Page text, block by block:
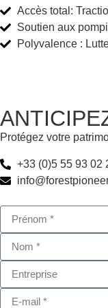
Accès total:
Soutien aux
Polyvalence :
Protégez votre
+33 (0)5 55 93 02